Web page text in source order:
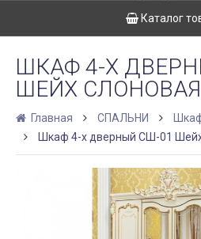
Каталог
ШКАФ 4-Х
ШЕЙХ
Главная СПАЛЬНИ
Шкаф 4-х дверный СШ-01 Шейх